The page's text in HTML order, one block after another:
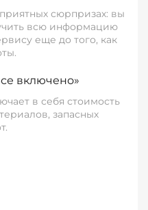
сюрпризах: вы
всю информацию
еще до того, как
включено»
в себя стоимость
запасных